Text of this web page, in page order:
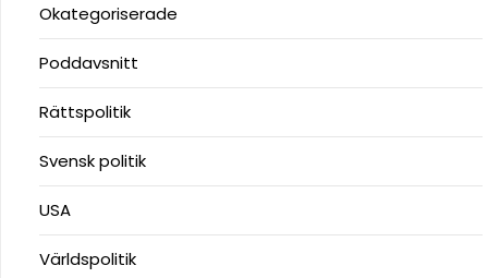
Okategoriserade
Poddavsnitt
Rättspolitik
Svensk politik
USA
Världspolitik